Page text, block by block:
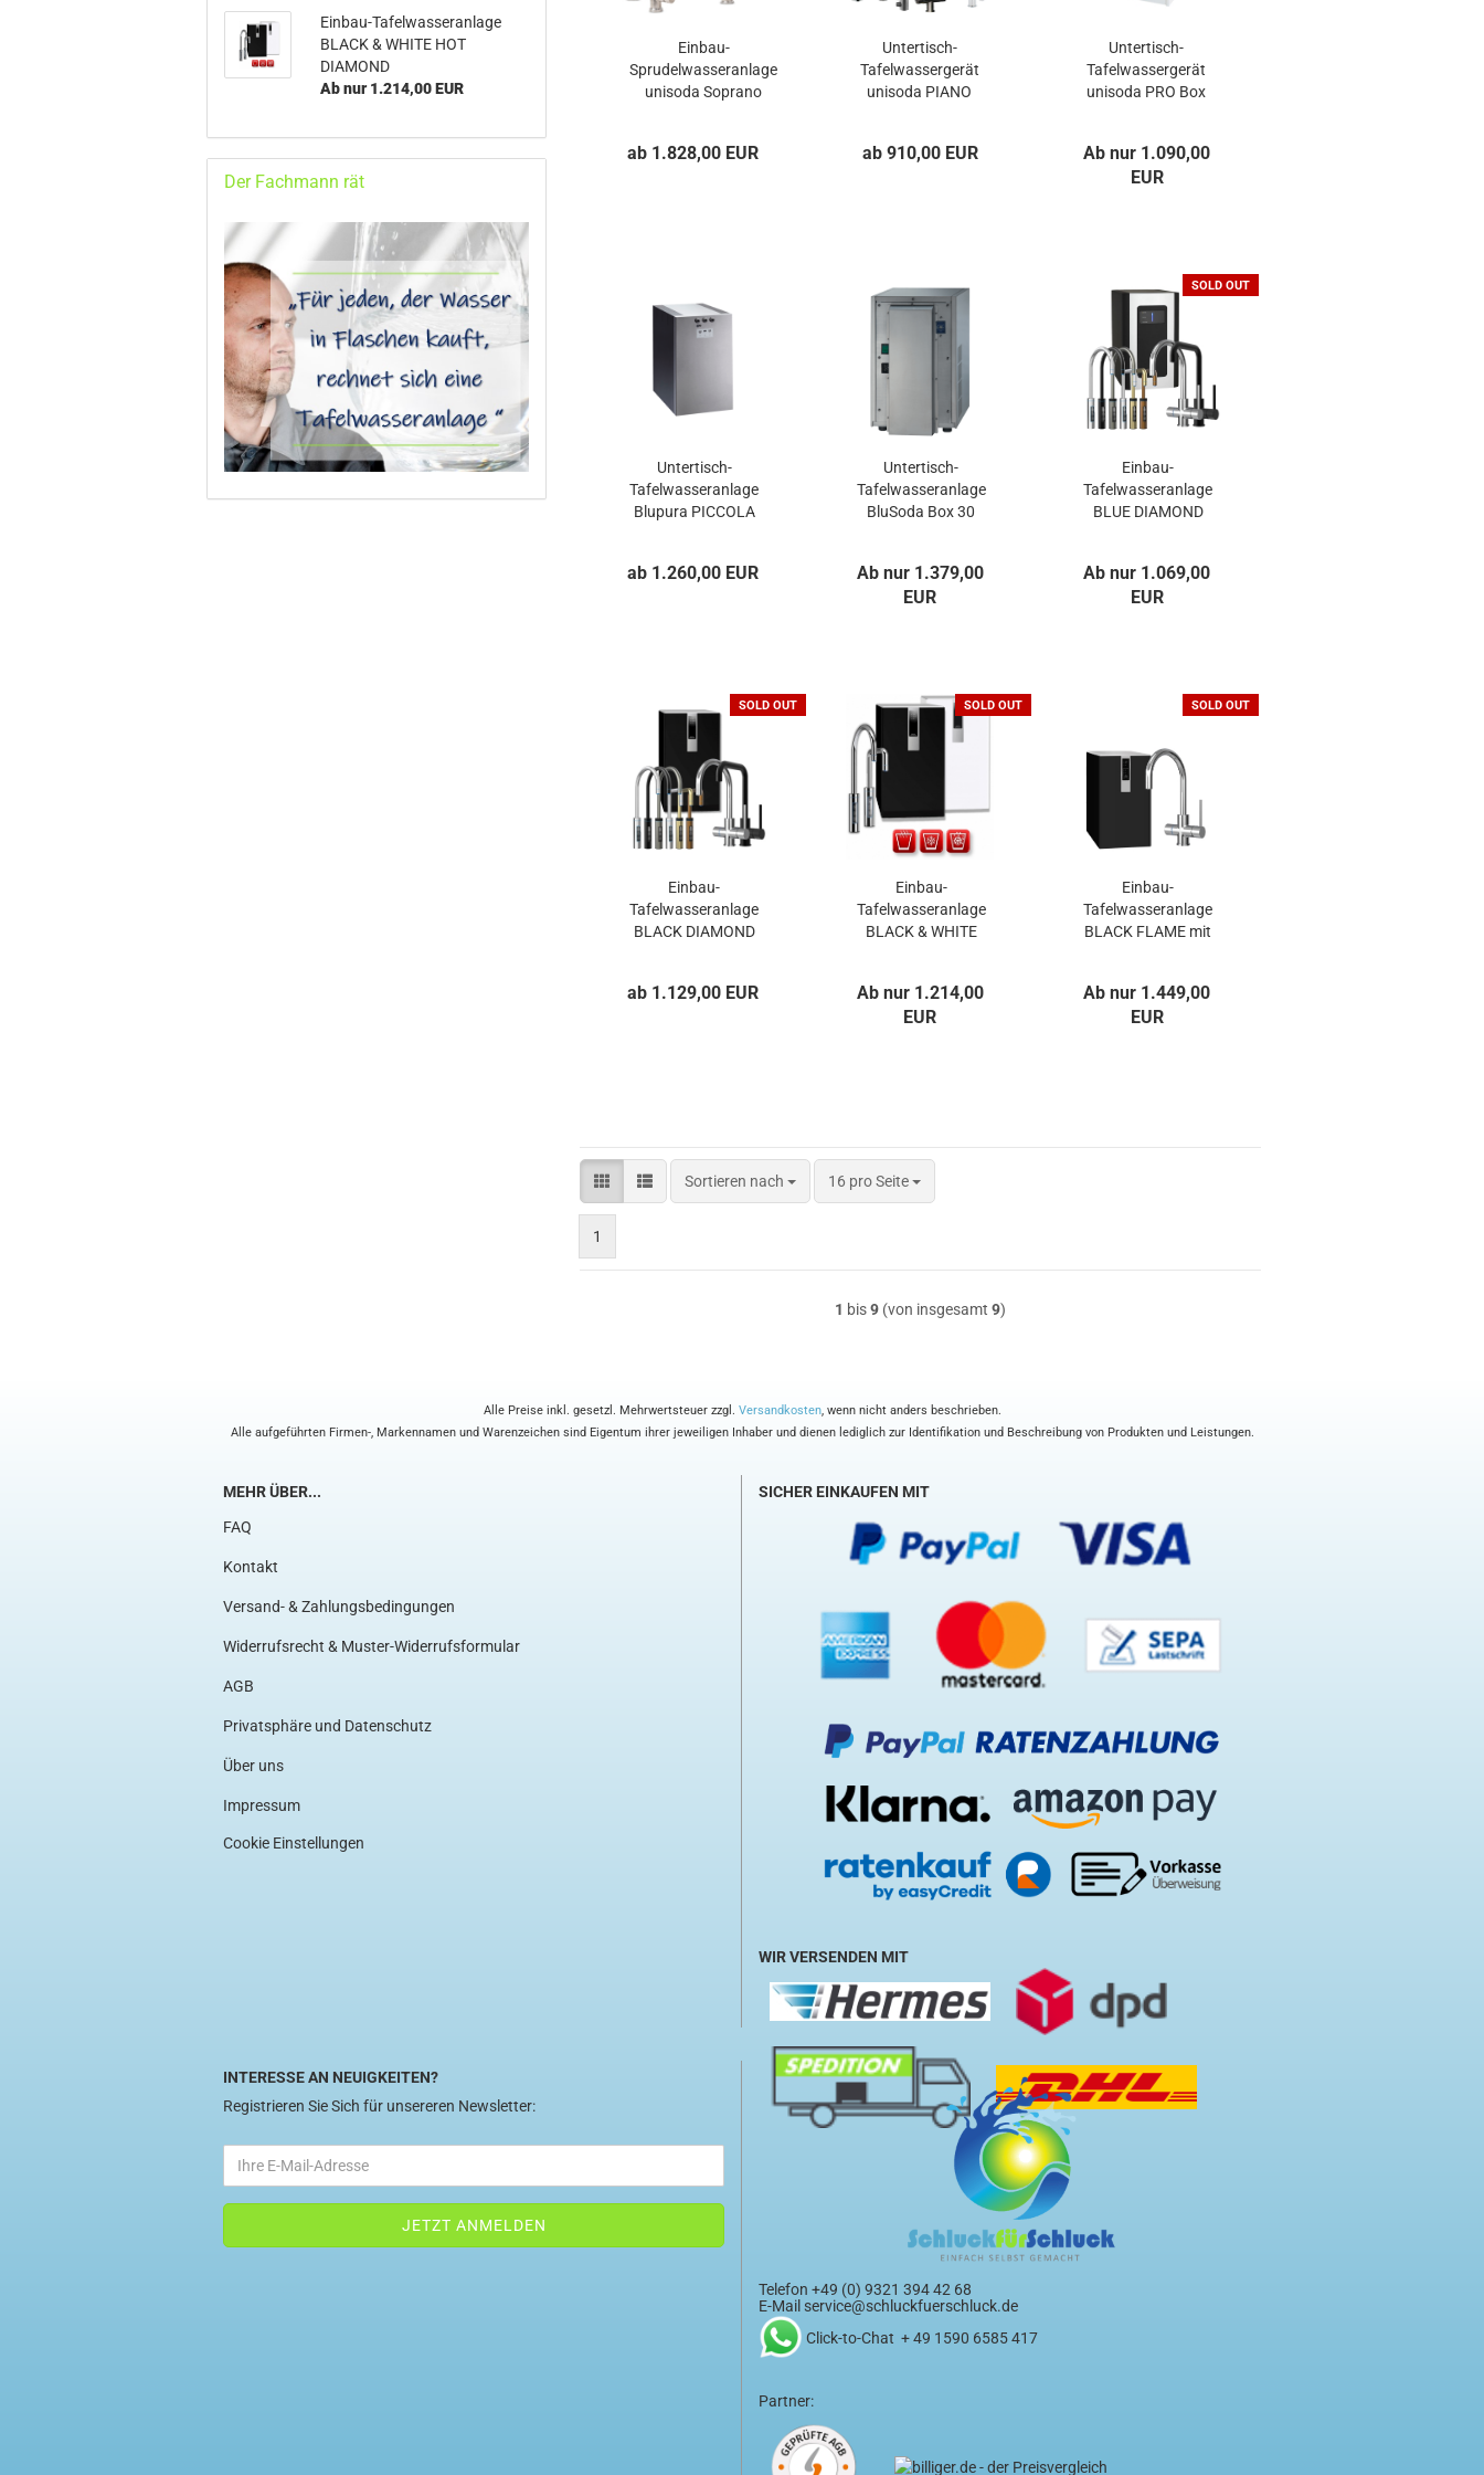
Einbau-
Sprudelwasseranlage
unisoda Soprano
ab 1.828,00 EUR
Untertisch-
Tafelwassergerät
unisoda PIANO
ab 910,00 EUR
Untertisch-
Tafelwassergerät
unisoda PRO Box
Ab nur 1.090,00
EUR
Untertisch-
Tafelwasseranlage
Blupura PICCOLA
ab 1.260,00 EUR
Untertisch-
Tafelwasseranlage
BluSoda Box 30
Ab nur 1.379,00
EUR
SOLD OUT
Einbau-
Tafelwasseranlage
BLUE DIAMOND
Ab nur 1.069,00
EUR
SOLD OUT
Einbau-
Tafelwasseranlage
BLACK DIAMOND
ab 1.129,00 EUR
SOLD OUT
Einbau-
Tafelwasseranlage
BLACK & WHITE
Ab nur 1.214,00
EUR
SOLD OUT
Einbau-
Tafelwasseranlage
BLACK FLAME mit
Ab nur 1.449,00
EUR
Sortieren nach
Sortieren nach 16 pro Seite
pro Seite
1
1 bis9 (von insgesamt9)
Einbau-Tafelwasseranlage
BLACK & WHITE HOT
DIAMOND
Ab nur 1.214,00 EUR
Der Fachmann rät
Alle Preise inkl. gesetzl. Mehrwertsteuer zzgl. Versandkosten, wenn nicht anders beschrieben.
Alle aufgeführten Firmen-, Markennamen und Warenzeichen sind Eigentum ihrer jeweiligen Inhaber und dienen lediglich zur Identifikation und Beschreibung von Produkten und Leistungen.
MEHR ÜBER...
FAQ
Kontakt
Versand- & Zahlungsbedingungen
Widerrufsrecht & Muster-Widerrufsformular
AGB
Privatsphäre und Datenschutz
Über uns
Impressum
Cookie Einstellungen
SICHER EINKAUFEN MIT
WIR VERSENDEN MIT
INTERESSE AN NEUIGKEITEN?
Registrieren Sie Sich für unsereren Newsletter:
Telefon +49 (0) 9321 394 42 68
E-Mail service@schluckfuerschluck.de
Click-to-Chat + 49 1590 6585 417
Partner: